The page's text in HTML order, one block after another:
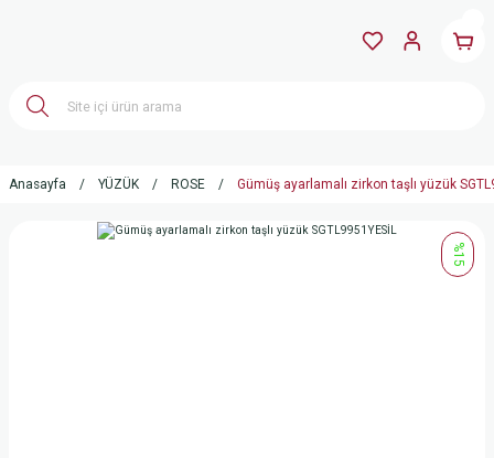
Anasayfa YÜZÜK ROSE Gümüş ayarlamalı zirkon taşlı yüzük
%15